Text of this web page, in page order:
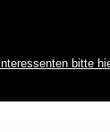
Interessenten bitte